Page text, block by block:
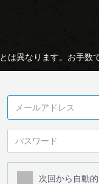
とは異なります。お手数
次回から自動